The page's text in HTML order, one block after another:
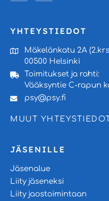
YHTEYSTIEDOT
Mäkelänkatu 2A
00500 Helsinki
Toimitukset ja rahti:
Vääksyntie C-rapun
psy@psy.fi
MUUT
JÄSENILLE
Jäsenalue
Liity jäseneksi
Liity jaostoimintaan